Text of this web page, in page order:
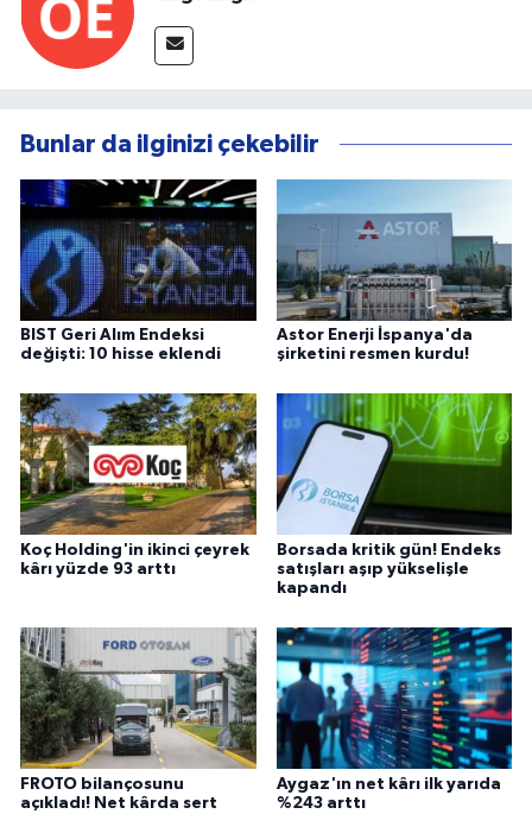
Bunlar da ilginizi çekebilir
BIST Geri Alım Endeksi
değişti: 10 hisse eklendi
Astor Enerji İspanya'da
şirketini resmen kurdu!
Koç Holding'in ikinci çeyrek
kârı yüzde 93 arttı
Borsada kritik gün! Endeks
satışları aşıp yükselişle
kapandı
FROTO bilançosunu
açıkladı! Net kârda sert
Aygaz'ın net kârı ilk yarıda
%243 arttı